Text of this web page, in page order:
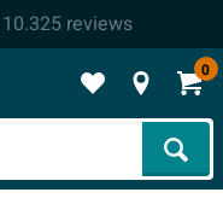
10.325reviews
0